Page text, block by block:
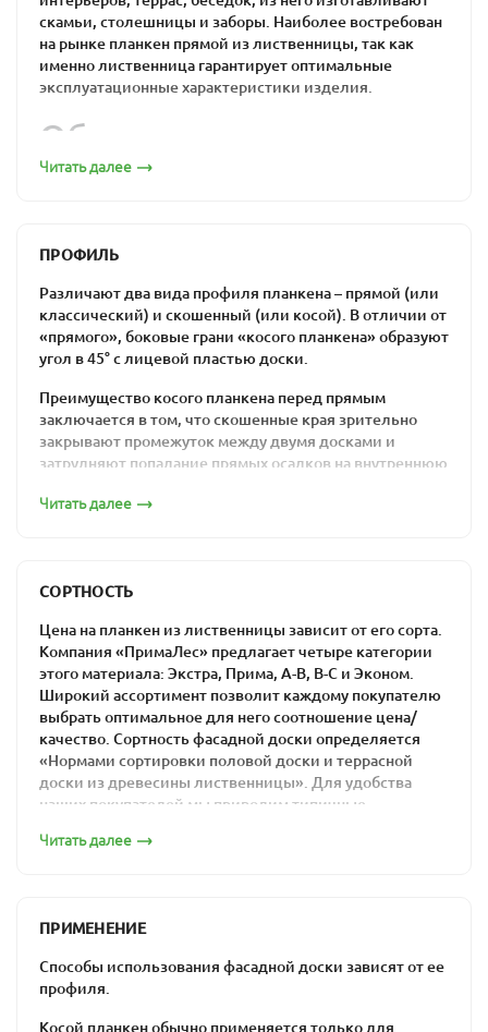
скамьи, столешницы и заборы. Наиболее востребован
на рынке планкен прямой из лиственницы, так как
именно лиственница гарантирует оптимальные
эксплуатационные характеристики изделия.
Обшивка из
лиственницы по
бюджетно, надежно,
удобно
Прямой декинг из лиственницы монтируется с
технологическими зазорами между планками: эти
Поскольку этот отделочный материал часто
используется «на свежем воздухе», важно, чтобы он
мог переносить перепады температуры и влажности
без какого-либо ущерба. Именно это качество
считается одной из основных характеристик
лиственницы.
Москве: материалы из отечественного сырья гораздо
дешевле импортных аналогов.
Читать далее
ПРОФИЛЬ
Различают два вида профиля планкена – прямой (или
классический) и скошенный (или косой). В отличии от
«прямого», боковые грани «косого планкена» образуют
угол в 45° с лицевой пластью доски.
Преимущество косого планкена перед прямым
заключается в том, что скошенные края зрительно
закрывают промежуток между двумя досками и
затрудняют попадание прямых осадков на внутреннюю
монтаж скошенного планкена значительно более
Планкен 20х115
Планкен 20х140
Читать далее
СОРТНОСТЬ
Цена на планкен из лиственницы зависит от его сорта.
Компания «ПримаЛес» предлагает четыре категории
этого материала: Экстра, Прима, А-В, В-С и Эконом.
Широкий ассортимент позволит каждому покупателю
выбрать оптимальное для него соотношение цена/
качество. Сортность фасадной доски определяется
«Нормами сортировки половой доски и террасной
доски из древесины лиственницы». Для удобства
наших покупателей мы приводим типичные
Читать далее
ПРИМЕНЕНИЕ
Способы использования фасадной доски зависят от ее
профиля.
Косой планкен обычно применяется только для